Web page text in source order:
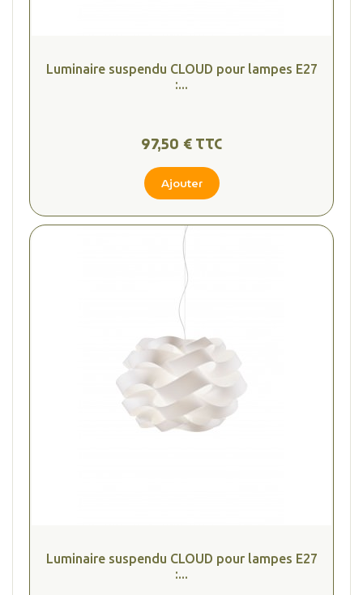
Luminaire suspendu CLOUD pour lampes E27
:...
97,50 € TTC
Ajouter
Luminaire suspendu CLOUD pour lampes E27
:...